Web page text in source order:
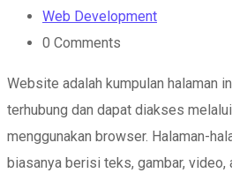
Web Development
0 Comments
Website adalah kumpulan halaman
terhubung dan dapat diakses
menggunakan browser. Halaman-
biasanya berisi teks, gambar, video,